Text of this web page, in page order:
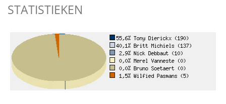
STATISTIEKEN